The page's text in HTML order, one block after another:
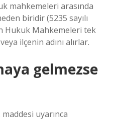
mahkemeleri arasında
biridir (5235 sayılı
Hukuk Mahkemeleri tek
ilçenin adını alırlar.
gelmezse
maddesi uyarınca